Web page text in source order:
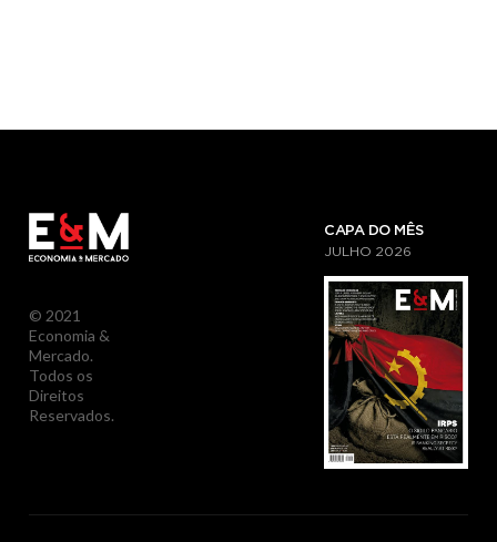
© 2021
Economia &
Mercado.
Todos os
Direitos
Reservados.
CAPA DO MÊS
JULHO 2026